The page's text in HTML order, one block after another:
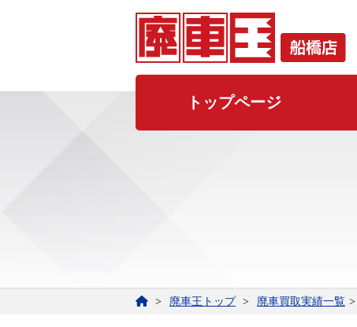
トップページ
廃車王トップ 廃車買取実績一覧